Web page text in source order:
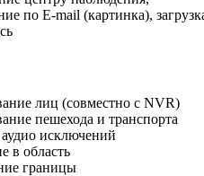
по E-mail (картинка),
лиц (совместно с NVR)
пешехода и транспорта
исключений
в область
границы